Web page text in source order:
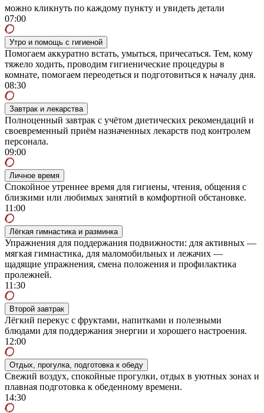
можно кликнуть по каждому пункту и увидеть детали
07:00
Утро и помощь с гигиеной
Помогаем аккуратно встать, умыться, причесаться. Тем, кому
тяжело ходить, проводим гигиенические процедуры в
комнате, помогаем переодеться и подготовиться к началу дня.
08:30
Завтрак и лекарства
Полноценный завтрак с учётом диетических рекомендаций и
своевременный приём назначенных лекарств под контролем
персонала.
09:00
Личное время
Спокойное утреннее время для гигиены, чтения, общения с
близкими или любимых занятий в комфортной обстановке.
11:00
Лёгкая гимнастика и разминка
Упражнения для поддержания подвижности: для активных —
мягкая гимнастика, для маломобильных и лежачих —
щадящие упражнения, смена положения и профилактика
пролежней.
11:30
Второй завтрак
Лёгкий перекус с фруктами, напитками и полезными
блюдами для поддержания энергии и хорошего настроения.
12:00
Отдых, прогулка, подготовка к обеду
Свежий воздух, спокойные прогулки, отдых в уютных зонах и
плавная подготовка к обеденному времени.
14:30